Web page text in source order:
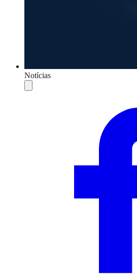
Notícias
Compartilhar